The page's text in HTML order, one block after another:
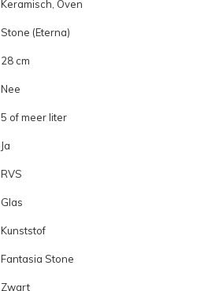
Keramisch, Oven
Stone (Eterna)
28 cm
Nee
5 of meer liter
Ja
RVS
Glas
Kunststof
Fantasia Stone
Zwart